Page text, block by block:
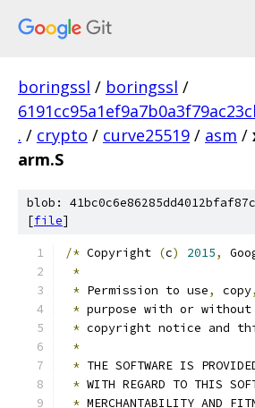
boringssl / boringssl /
. / crypto / curve25519 / asm /
arm.S
blob:
[file]
/* Copyright (c) 2015,
*
* Permission to use, copy,
* purpose with or
* copyright notice and
*
* THE SOFTWARE IS
* WITH REGARD TO THIS
* MERCHANTABILITY AND